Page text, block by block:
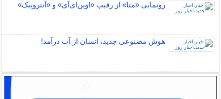
رونمایی «متا» از رقیب «اوپن‌ای‌آی» و «آنتروپیک»
هوش مصنوعی جدید، انسان از آب درآمد!